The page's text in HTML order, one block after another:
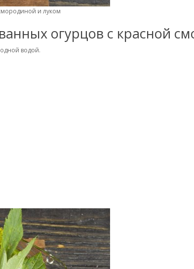
и луком
огурцов с красной
водой.